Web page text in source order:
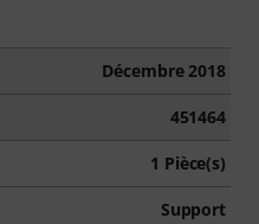
Décembre 2018
451464
1 Pièce(s)
Support